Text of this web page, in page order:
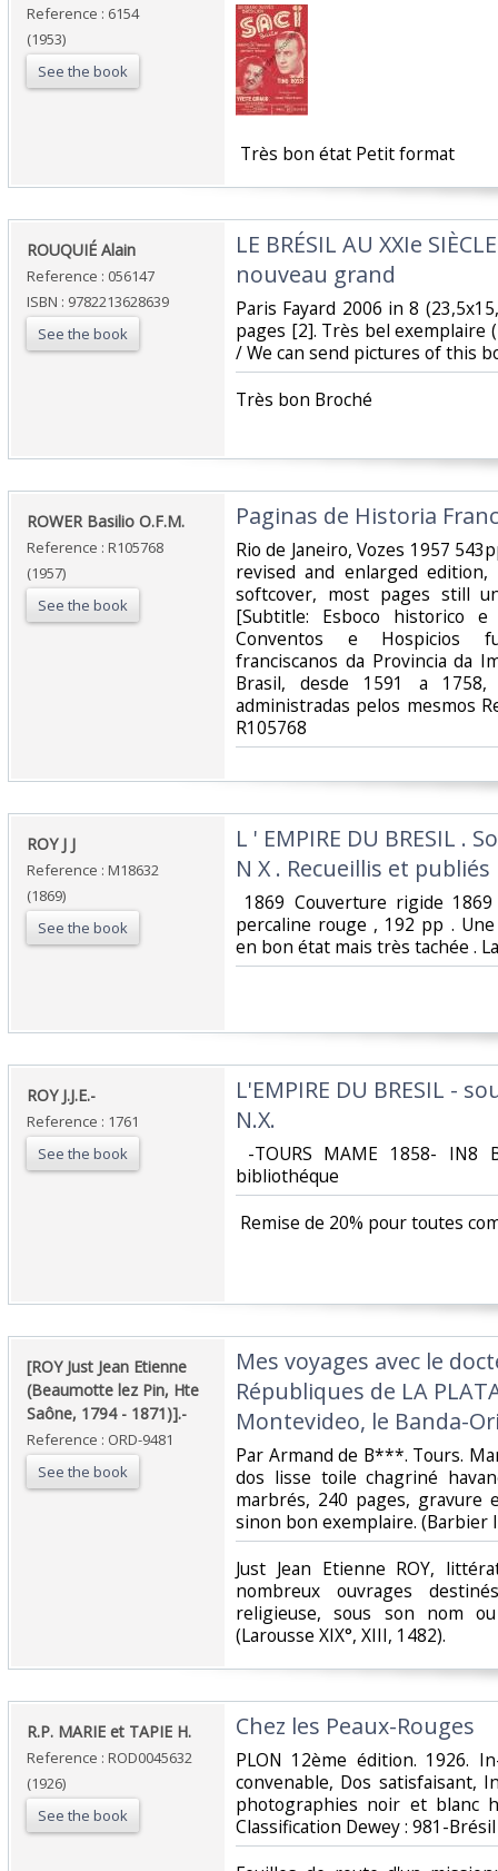
Reference : 6154
(1953)
See the book
‎ Très bon état Petit format ‎
‎ROUQUIÉ Alain ‎
Reference : 056147
ISBN : 9782213628639
See the book
‎LE BRÉSIL AU XXIe
nouveau grand ‎
‎Paris Fayard 2006 in 8
pages [2]. Très bel exemplaire
/ We can send pictures of this
‎Très bon Broché ‎
‎ROWER Basilio O.F.M.‎
Reference : R105768
(1957)
See the book
‎Paginas de Historia
‎Rio de Janeiro, Vozes 1957
revised and enlarged
softcover, most pages still
[Subtitle: Esboco historico
Conventos e Hospicios
franciscanos da Provincia da
Brasil, desde 1591 a
administradas pelos mesmos
R105768‎
‎ROY J J‎
Reference : M18632
(1869)
See the book
‎L ' EMPIRE DU BRESIL .
N X . Recueillis et publiés
1869 Couverture rigide
percaline rouge , 192 pp .
en bon état mais très tachée .
‎ROY J.J.E.- ‎
Reference : 1761
See the book
‎L'EMPIRE DU BRESIL -
N.X. ‎
-TOURS MAME 1858- IN8
bibliothéque ‎
Remise de 20% pour toutes
‎[ROY Just Jean Etienne
(Beaumotte lez Pin, Hte
Saône, 1794 - 1871)].-‎
Reference : ORD-9481
See the book
‎Mes voyages avec le
Républiques de LA
Montevideo, le Banda-
‎Par Armand de B***. Tours.
dos lisse toile chagriné
marbrés, 240 pages, gravure
sinon bon exemplaire. (Barbier
‎Just Jean Etienne ROY,
nombreux ouvrages
religieuse, sous son nom
(Larousse XIX°, XIII, 1482). ‎
‎R.P. MARIE et TAPIE H.‎
Reference : ROD0045632
(1926)
See the book
‎Chez les Peaux-Rouges‎
‎PLON 12ème édition. 1926.
convenable, Dos satisfaisant,
photographies noir et blanc
Classification Dewey : 981-Brésil‎